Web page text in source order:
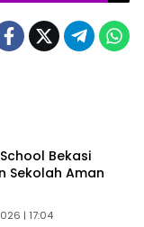
Bekasi
Sekolah Aman
| 17:04